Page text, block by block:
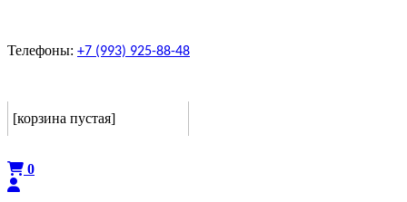
Телефоны: +7 (993) 925-88-48
[корзина пустая]
0